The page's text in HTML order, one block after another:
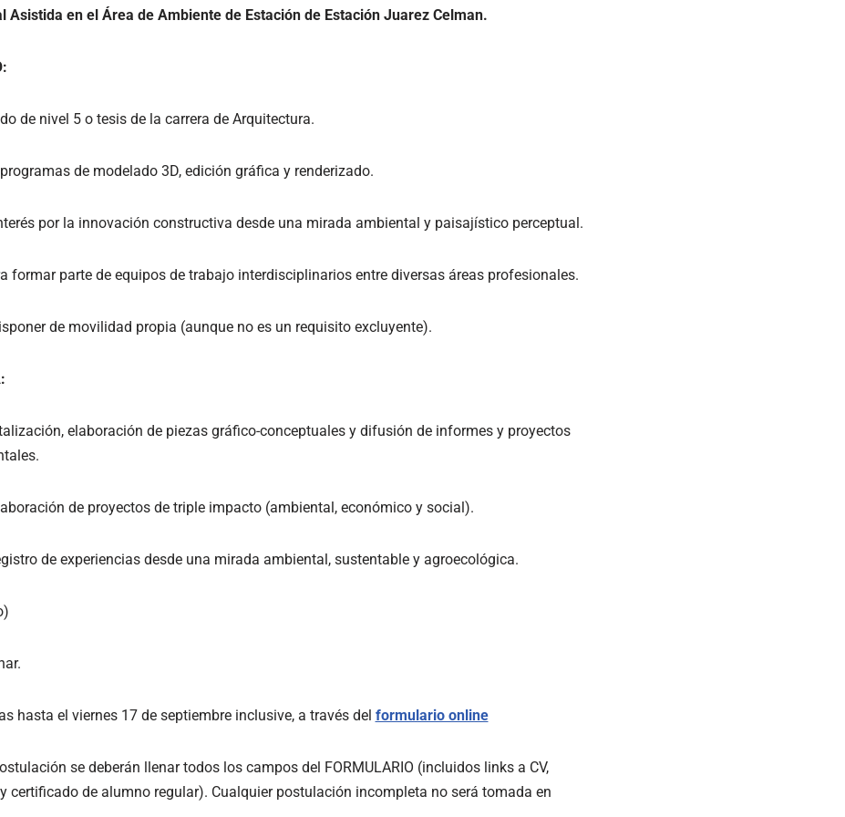
Asistida en el Área de Ambiente de Estación de Estación Juarez Celman.
de nivel 5 o tesis de la carrera de Arquitectura.
de modelado 3D, edición gráfica y renderizado.
por la innovación constructiva desde una mirada ambiental y paisajístico perceptual.
formar parte de equipos de trabajo interdisciplinarios entre diversas áreas profesionales.
de movilidad propia (aunque no es un requisito excluyente).
elaboración de piezas gráfico-conceptuales y difusión de informes y proyectos
de proyectos de triple impacto (ambiental, económico y social).
de experiencias desde una mirada ambiental, sustentable y agroecológica.
hasta el viernes 17 de septiembre inclusive, a través del formulario online
se deberán llenar todos los campos del FORMULARIO (incluidos links a CV,
certificado de alumno regular). Cualquier postulación incompleta no será tomada en